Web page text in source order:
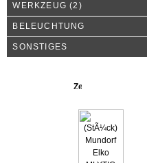
WERKZEUG (2)
BELEUCHTUNG
SONSTIGES